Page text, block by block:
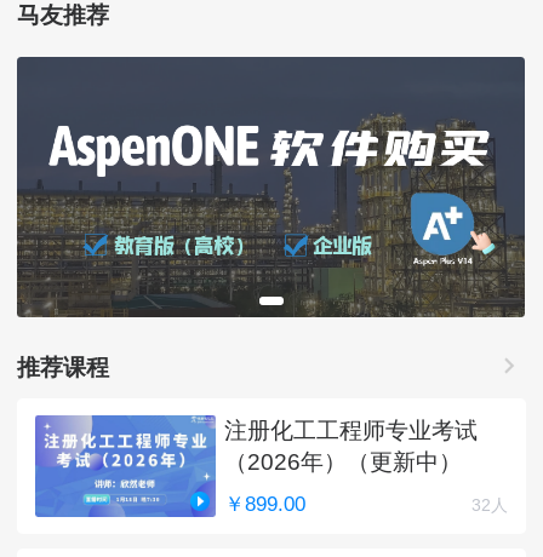
马友推荐
推荐课程
注册化工工程师专业考试
（2026年）（更新中）
￥899.00 32人